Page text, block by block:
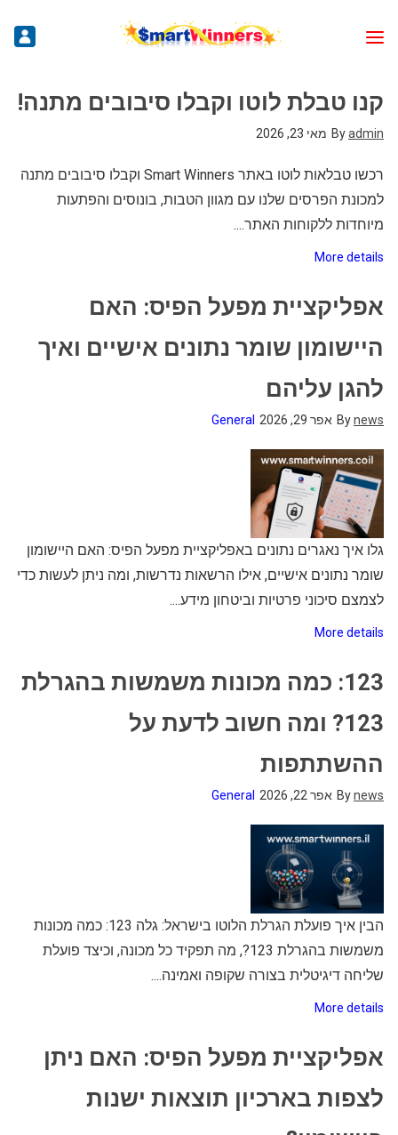
קנו טבלת לוטו וקבלו סיבובים מתנה!
Byadmin מאי 23, 2026
רכשו טבלאות לוטו באתר Smart Winners וקבלו סיבובים מתנה
למכונת הפרסים שלנו עם מגוון הטבות, בונוסים והפתעות
מיוחדות ללקוחות האתר....
More details
אפליקציית מפעל הפיס: האם
היישומון שומר נתונים אישיים ואיך
להגן עליהם
Bynews אפר 29, 2026 General
גלו איך נאגרים נתונים באפליקציית מפעל הפיס: האם היישומון
שומר נתונים אישיים, אילו הרשאות נדרשות, ומה ניתן לעשות כדי
לצמצם סיכוני פרטיות וביטחון מידע....
More details
123: כמה מכונות משמשות בהגרלת
123? ומה חשוב לדעת על
ההשתתפות
Bynews אפר 22, 2026 General
הבין איך פועלת הגרלת הלוטו בישראל: גלה 123: כמה מכונות
משמשות בהגרלת 123?, מה תפקיד כל מכונה, וכיצד פועלת
שליחה דיגיטלית בצורה שקופה ואמינה....
More details
אפליקציית מפעל הפיס: האם ניתן
לצפות בארכיון תוצאות ישנות